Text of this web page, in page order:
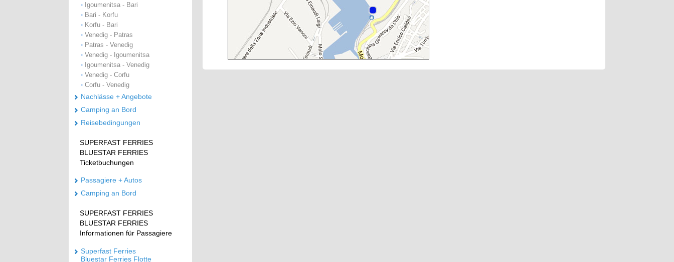
• Igoumenitsa - Bari
• Bari - Korfu
• Korfu - Bari
• Venedig - Patras
• Patras - Venedig
• Venedig - Igoumenitsa
• Igoumenitsa - Venedig
• Venedig - Corfu
• Corfu - Venedig
Nachlässe + Angebote
Camping an Bord
Reisebedingungen
SUPERFAST FERRIES
BLUESTAR FERRIES
Ticketbuchungen
Passagiere + Autos
Camping an Bord
SUPERFAST FERRIES
BLUESTAR FERRIES
Informationen für Passagiere
Superfast Ferries
Bluestar Ferries Flotte